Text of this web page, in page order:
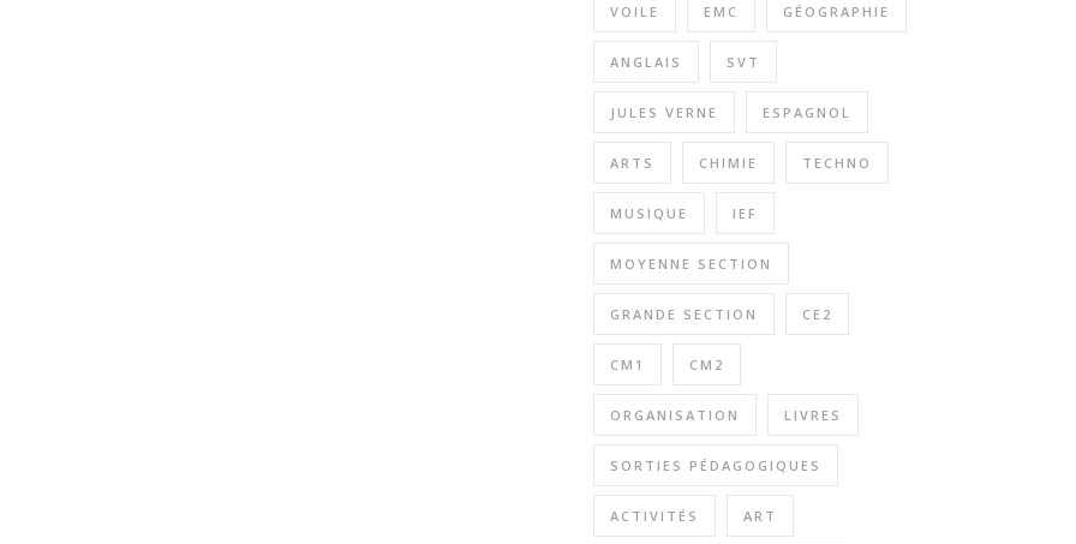
VOILE EMC GÉOGRAPHIE
ANGLAIS SVT
JULES VERNE ESPAGNOL
ARTS CHIMIE TECHNO
MUSIQUE IEF
MOYENNE SECTION
GRANDE SECTION CE2
CM1 CM2
ORGANISATION LIVRES
SORTIES PÉDAGOGIQUES
ACTIVITÉS ART